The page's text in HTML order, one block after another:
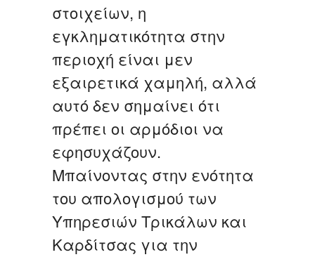
στοιχείων, η
εγκληματικότητα στην
περιοχή είναι μεν
εξαιρετικά χαμηλή, αλλά
αυτό δεν σημαίνει ότι
πρέπει οι αρμόδιοι να
εφησυχάζουν.
Μπαίνοντας στην ενότητα
του απολογισμού των
Υπηρεσιών Τρικάλων και
Καρδίτσας για την